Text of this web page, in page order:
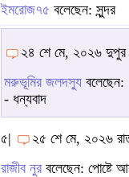
ইমরোজ৭৫ বলেছেন: সুন্দর
২৪ শে মে, ২০২৬
মরুভূমির জলদস্যু বলেছেন:
- ধন্যবাদ
৫|
২৫ শে মে, ২০২৬
রাজীব নুর বলেছেন: পোষ্টে